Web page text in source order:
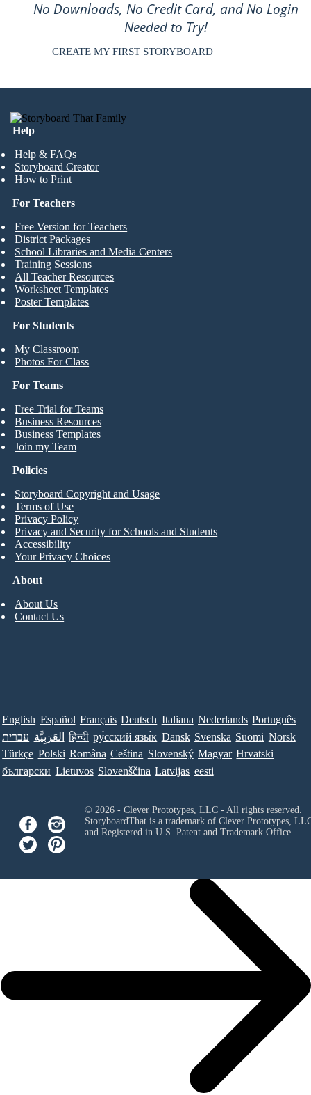
No Downloads, No Credit Card, and No Login
Needed to Try!
CREATE MY FIRST STORYBOARD
Help
Help & FAQs
Storyboard Creator
How to Print
For Students
My Classroom
Photos For Class
For Teachers
Free Version for Teachers
District Packages
School Libraries and Media Centers
Training Sessions
All Teacher Resources
Worksheet Templates
Poster Templates
For Teams
Free Trial for Teams
Business Resources
Business Templates
Join my Team
About
About Us
Contact Us
Policies
Storyboard Copyright and Usage
Terms of Use
Privacy Policy
Privacy and Security for Schools and Students
Accessibility
Your Privacy Choices
English Español Français Deutsch Italiana Nederlands Português
עברית العَرَبِيَّة हिन्दी ру́сский язы́к Dansk Svenska Suomi Norsk
Türkçe Polski Româna Ceština Slovenský Magyar Hrvatski
български Lietuvos Slovenščina Latvijas eesti
© 2026 - Clever Prototypes, LLC - All rights reserved.
StoryboardThat is a trademark of Clever Prototypes,
and Registered in U.S. Patent and Trademark Office